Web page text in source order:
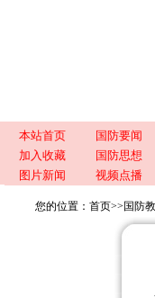
本站首页 国防要闻
加入收藏
国防思想
图片新闻
视频点播
您的位置： 首页>> 国防